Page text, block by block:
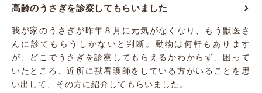
高齢のうさぎを診察してもらいました
我が家のうさぎが昨年８月に元気がなくなり、もう獣医さ
んに診てもらうしかないと判断。動物は何軒もあります
が、どこでうさぎを診察してもらえるかわからず、困って
いたところ、近所に獣看護師をしている方がいることを思
い出して、その方に紹介してもらいました。